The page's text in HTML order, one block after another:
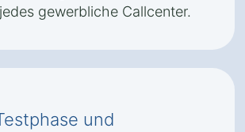
gewerbliche Callcenter.
und